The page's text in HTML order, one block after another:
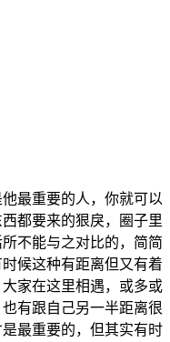
最重要的人，你就可以
都要来的狠戾，圈子里
不能与之对比的，简简
候这种有距离但又有着
家在这里相遇，或多或
有跟自己另一半距离很
是最重要的，但其实有时